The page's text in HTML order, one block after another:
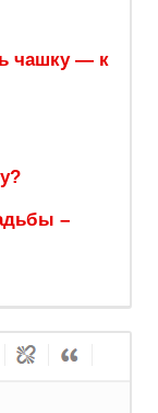
чашку — к
–